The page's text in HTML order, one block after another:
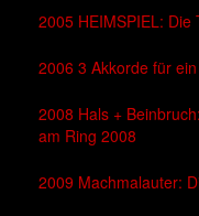
2005 HEIMSPIEL:
2006 3 Akkorde für
2008 Hals +
am Ring 2008
2009 Machmalauter: